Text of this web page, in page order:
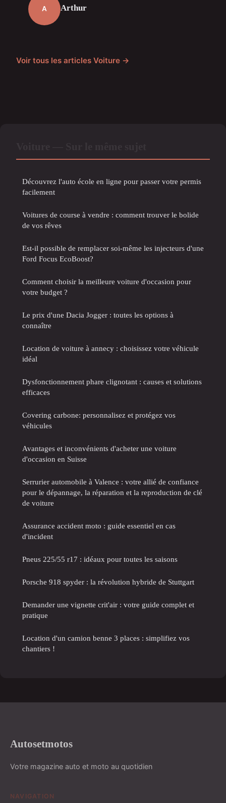
A Arthur
Voir tous les articles Voiture →
Découvrez l'auto école en ligne pour passer votre permis
facilement
Voitures de course à vendre : comment trouver le bolide
de vos rêves
Est-il possible de remplacer soi-même les injecteurs d'une
Ford Focus EcoBoost?
Comment choisir la meilleure voiture d'occasion pour
votre budget ?
Le prix d'une Dacia Jogger : toutes les options à
connaître
Location de voiture à annecy : choisissez votre véhicule
idéal
Dysfonctionnement phare clignotant : causes et solutions
efficaces
Covering carbone: personnalisez et protégez vos
véhicules
Avantages et inconvénients d'acheter une voiture
d'occasion en Suisse
Serrurier automobile à Valence : votre allié de confiance
pour le dépannage, la réparation et la reproduction de clé
de voiture
Assurance accident moto : guide essentiel en cas
d'incident
Pneus 225/55 r17 : idéaux pour toutes les saisons
Porsche 918 spyder : la révolution hybride de Stuttgart
Demander une vignette crit'air : votre guide complet et
pratique
Location d'un camion benne 3 places : simplifiez vos
chantiers !
Autosetmotos
Votre magazine auto et moto au quotidien
NAVIGATION